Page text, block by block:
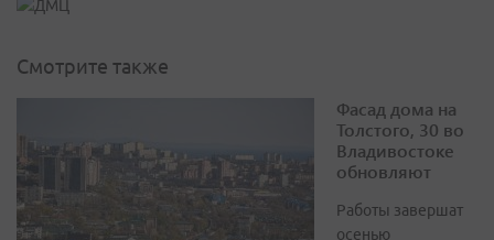
Смотрите также
Фасад дома на
Толстого, 30 во
Владивостоке
обновляют
Работы завершат
осенью